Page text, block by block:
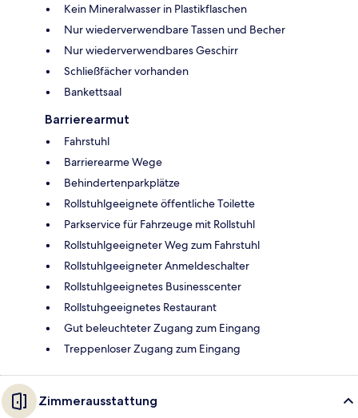
Kein Mineralwasser in Plastikflaschen
Nur wiederverwendbare Tassen und Becher
Nur wiederverwendbares Geschirr
Schließfächer vorhanden
Bankettsaal
Barrierearmut
Fahrstuhl
Barrierearme Wege
Behindertenparkplätze
Rollstuhlgeeignete öffentliche Toilette
Parkservice für Fahrzeuge mit Rollstuhl
Rollstuhlgeeigneter Weg zum Fahrstuhl
Rollstuhlgeeigneter Anmeldeschalter
Rollstuhlgeeignetes Businesscenter
Rollstuhgeeignetes Restaurant
Gut beleuchteter Zugang zum Eingang
Treppenloser Zugang zum Eingang
Zimmerausstattung